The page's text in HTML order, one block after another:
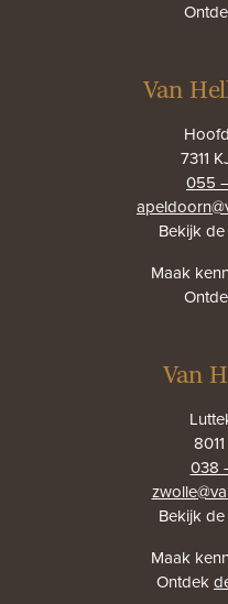
Van
7311
055
Bekijk de
Maak
Van
038
Bekijk de
Maak
Ontdek